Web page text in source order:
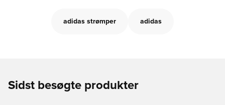
adidas strømper adidas
Sidst besøgte produkter